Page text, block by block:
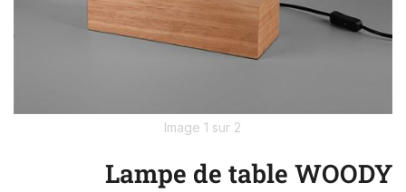
Image 1 sur 2
Lampe de table WOODY